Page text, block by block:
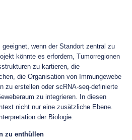
wenn der Standort zentral zu
könnte es erfordern, Tumorregionen
zu kartieren, die
die Organisation von Immungewebe
zu erstellen oder scRNA-seq-definierte
zu integrieren. In diesen
nicht nur eine zusätzliche Ebene.
der Biologie.
zu enthüllen